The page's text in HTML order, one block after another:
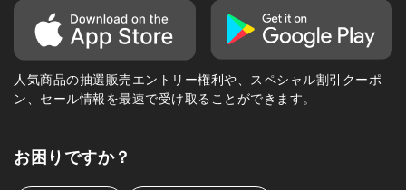
人気商品の抽選販売エントリー権利や、スペシャル割引クーポ
ン、セール情報を最速で受け取ることができます。
お困りですか？